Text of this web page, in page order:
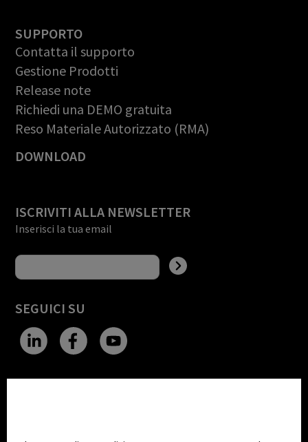
SUPPORTO
Contatta il supporto
Gestione Prodotti
Release note
Richiedi una DEMO gratuita
Reso Materiale Autorizzato (RMA)
DOWNLOAD
ISCRIVITI ALLA NEWSLETTER
Inserisci la tua email
SEGUICI SU
Dark Mode